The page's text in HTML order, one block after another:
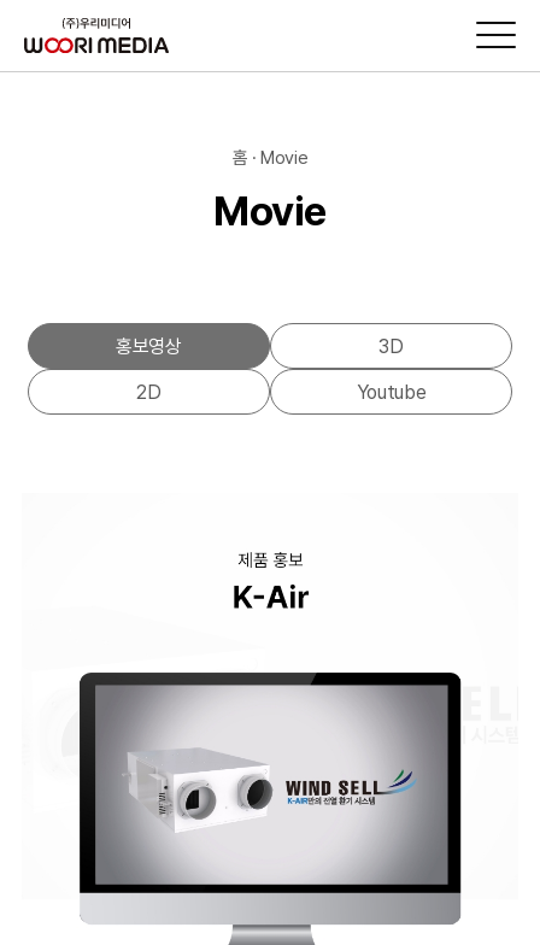
홈 · Movie
Movie
홍보영상
3D
2D
Youtube